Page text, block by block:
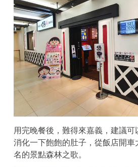
用完晚餐後，難得來嘉義，建議
消化一下飽飽的肚子，從飯店開車
名的景點森林之歌。